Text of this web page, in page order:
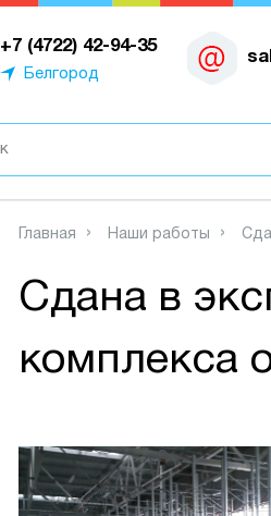
+7 (4722) 42-94-35
Белгород
Главная Наши работы
Сдана в
комплекса